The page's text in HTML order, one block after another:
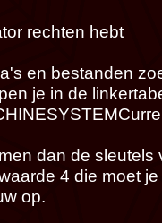
rechten hebt
en bestanden
je in de
dan de sleutels
4 die moet
op.